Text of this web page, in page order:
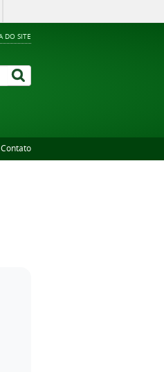
DO SITE
Contato